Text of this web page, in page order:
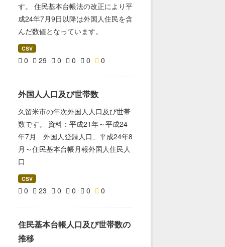
す。 住民基本台帳法の改正により平
成24年7月9日以降は外国人住民を含
んだ数値となっています。
CSV
0 29 0 0 0 0
外国人人口及び世帯数
久留米市の年次外国人人口及び世帯
数です。 資料：平成21年～平成24
年7月 外国人登録人口、平成24年8
月～住民基本台帳月報外国人住民人
口
CSV
0 23 0 0 0 0
住民基本台帳人口及び世帯数の
推移